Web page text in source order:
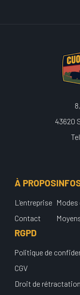
43620
À PROPOS
L'entreprise
Contact
RGPD
Politique de
CGV
Droit de rétractation